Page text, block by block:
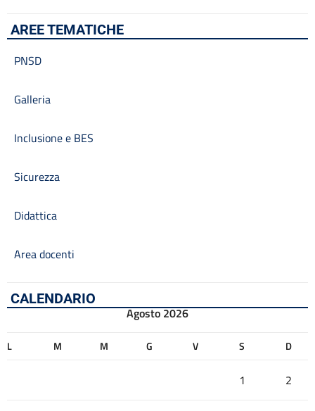
AREE TEMATICHE
PNSD
Galleria
Inclusione e BES
Sicurezza
Didattica
Area docenti
CALENDARIO
Agosto 2026
L M M G V S D
1 2